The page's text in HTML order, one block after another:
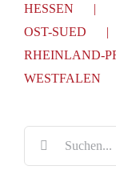
HESSEN
OST-SUED
RHEINLAND-
WESTFALEN
Suche
nach: